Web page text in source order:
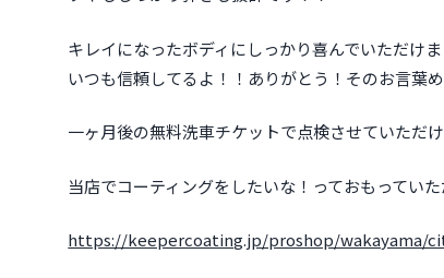
キレイになったボディにしっかり喜んでいただけま
いつも信頼してるよ！！ありがとう！そのお言葉
一ヶ月後の無料洗車チケットで点検させていただ
当店でコーティングをしたいな！っておもってい
https://keepercoating.jp/proshop/wakayama/